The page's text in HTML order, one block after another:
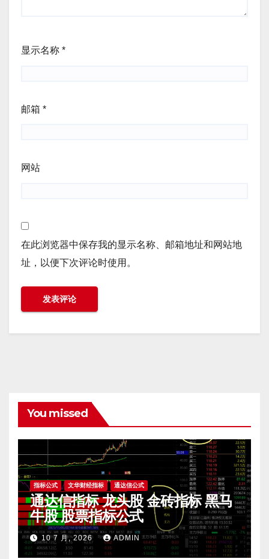
显示名称 *
邮箱 *
网站
在此浏览器中保存我的显示名称、邮箱地址和网站地
址，以便下次评论时使用。
You missed
指标公式 文华财经指标 通达信公式
通达信指标 龙头股 金砖指标 黑马
牛股 股票指标公式
10 7 月, 2026 ADMIN